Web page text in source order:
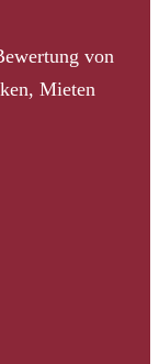
von
Mieten